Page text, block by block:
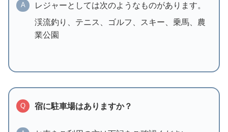
A
レジャーとしては次のようなものがあります。
渓流釣り、テニス、ゴルフ、スキー、乗馬、農
業公園
Q 宿に駐車場はありますか？